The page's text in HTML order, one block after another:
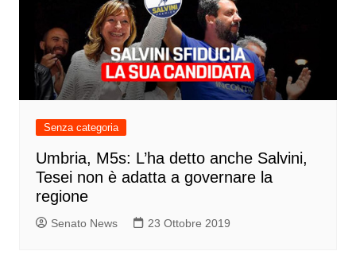
Senza categoria
Umbria, M5s: L’ha detto anche Salvini,
Tesei non è adatta a governare la
regione
Senato News 23 Ottobre 2019